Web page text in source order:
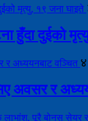
हुँदा दुईको
४
अवसर र